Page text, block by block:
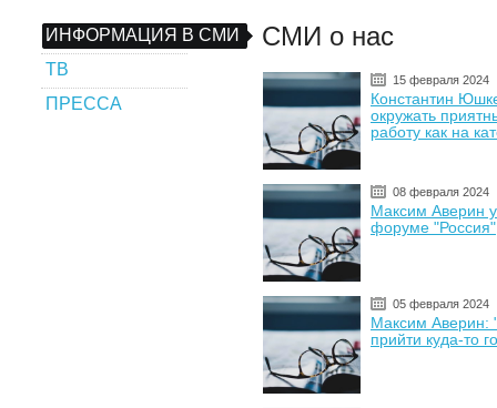
ИНФОРМАЦИЯ В СМИ
ТВ
ПРЕССА
СМИ о нас
15 февраля 2024
Константин
окружать
работу как на
08 февраля 2024
Максим Аверин
форуме "Россия"
05 февраля 2024
Максим Аверин:
прийти куда-то